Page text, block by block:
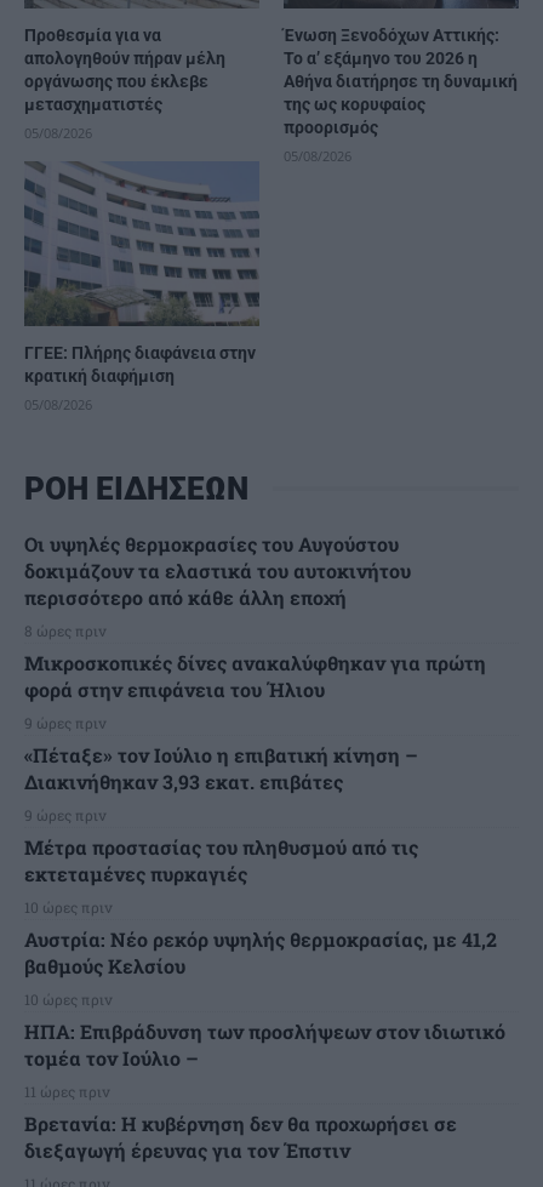
Προθεσμία για να
απολογηθούν πήραν μέλη
οργάνωσης που έκλεβε
μετασχηματιστές
05/08/2026
Ένωση Ξενοδόχων Αττικής:
Το α’ εξάμηνο του 2026 η
Αθήνα διατήρησε τη δυναμική
της ως κορυφαίος
προορισμός
05/08/2026
ΓΓΕΕ: Πλήρης διαφάνεια στην
κρατική διαφήμιση
05/08/2026
ΡΟΗ ΕΙΔΗΣΕΩΝ
Οι υψηλές θερμοκρασίες του Αυγούστου
δοκιμάζουν τα ελαστικά του αυτοκινήτου
περισσότερο από κάθε άλλη εποχή
8 ώρες πριν
Μικροσκοπικές δίνες ανακαλύφθηκαν για πρώτη
φορά στην επιφάνεια του Ήλιου
9 ώρες πριν
«Πέταξε» τον Ιούλιο η επιβατική κίνηση –
Διακινήθηκαν 3,93 εκατ. επιβάτες
9 ώρες πριν
Μέτρα προστασίας του πληθυσμού από τις
εκτεταμένες πυρκαγιές
10 ώρες πριν
Αυστρία: Νέο ρεκόρ υψηλής θερμοκρασίας, με 41,2
βαθμούς Κελσίου
10 ώρες πριν
ΗΠΑ: Επιβράδυνση των προσλήψεων στον ιδιωτικό
τομέα τον Ιούλιο –
11 ώρες πριν
Βρετανία: Η κυβέρνηση δεν θα προχωρήσει σε
διεξαγωγή έρευνας για τον Έπστιν